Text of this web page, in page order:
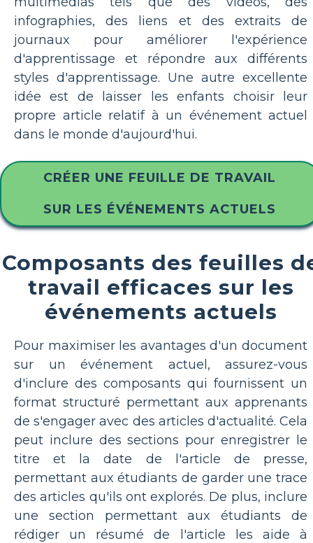
infographies, des liens et des extraits de
journaux pour améliorer l'expérience
d'apprentissage et répondre aux différents
styles d'apprentissage. Une autre excellente
idée est de laisser les enfants choisir leur
propre article relatif à un événement actuel
dans le monde d'aujourd'hui.
CRÉER UNE FEUILLE DE TRAVAIL
SUR LES ÉVÉNEMENTS ACTUELS
Composants des feuilles
travail efficaces sur les
événements actuels
Pour maximiser les avantages d'un document
sur un événement actuel, assurez-vous
d'inclure des composants qui fournissent un
format structuré permettant aux apprenants
de s'engager avec des articles d'actualité. Cela
peut inclure des sections pour enregistrer le
titre et la date de l'article de presse,
permettant aux étudiants de garder une trace
des articles qu'ils ont explorés. De plus, inclure
une section permettant aux étudiants de
rédiger un résumé de l'article les aide à